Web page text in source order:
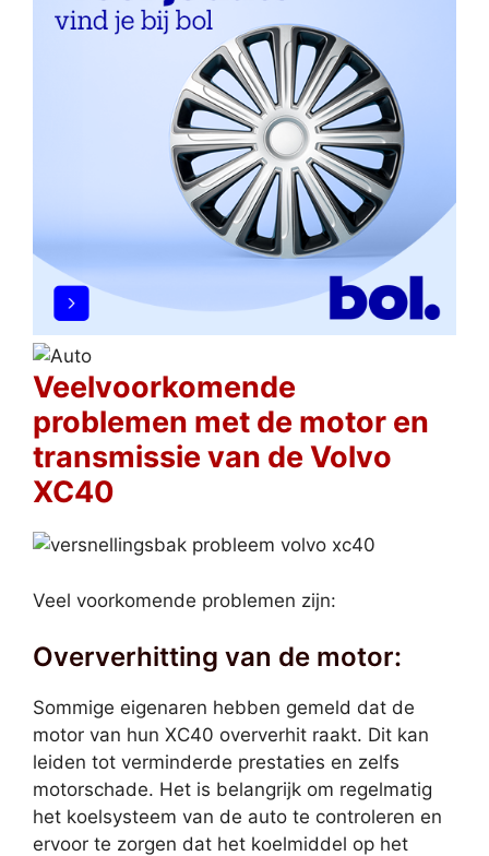
Veelvoorkomende
problemen met de motor en
transmissie van de Volvo
XC40
Veel voorkomende problemen zijn:
Oververhitting van de motor:
Sommige eigenaren hebben gemeld dat de
motor van hun XC40 oververhit raakt. Dit kan
leiden tot verminderde prestaties en zelfs
motorschade. Het is belangrijk om regelmatig
het koelsysteem van de auto te controleren en
ervoor te zorgen dat het koelmiddel op het